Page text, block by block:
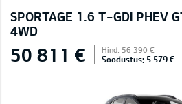
SPORTAGE 1.6 T-GDI PHEV
4WD
50 811 € Hind: 56 390 €
Soodustus: 5 579 €